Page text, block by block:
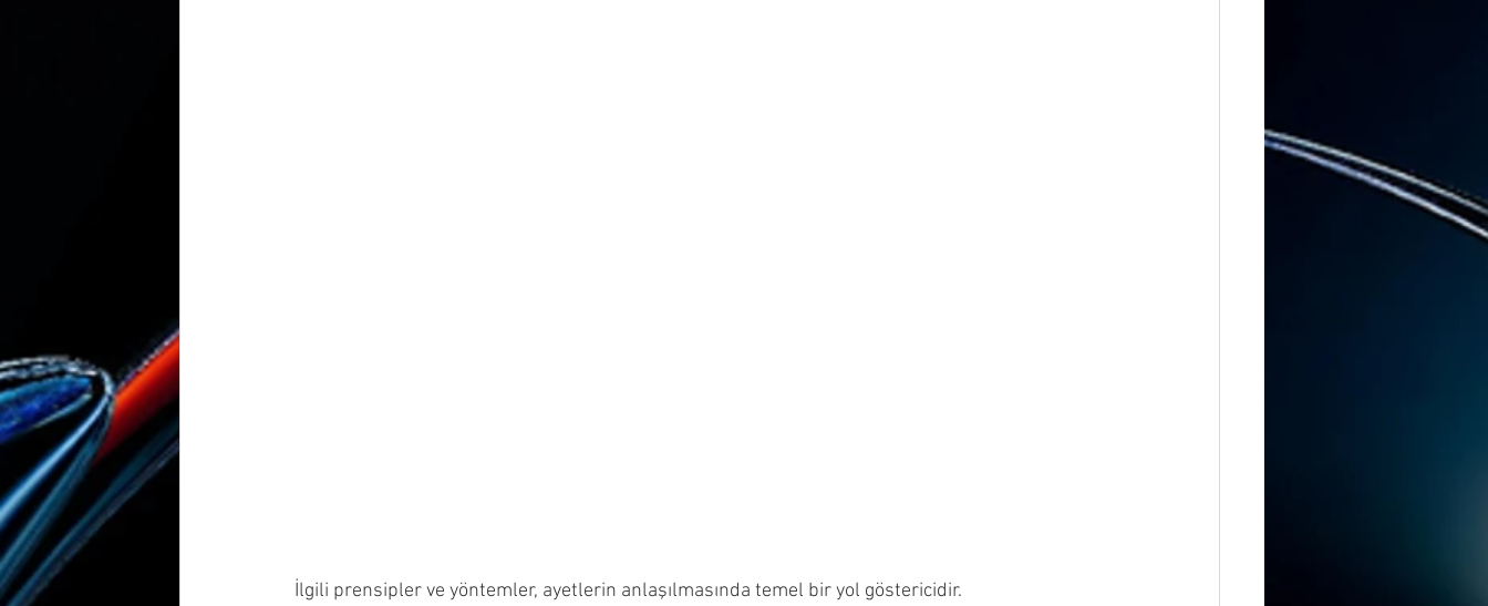
İlgili prensipler ve yöntemler, ayetlerin anlaşılmasında temel bir yol göstericidir.